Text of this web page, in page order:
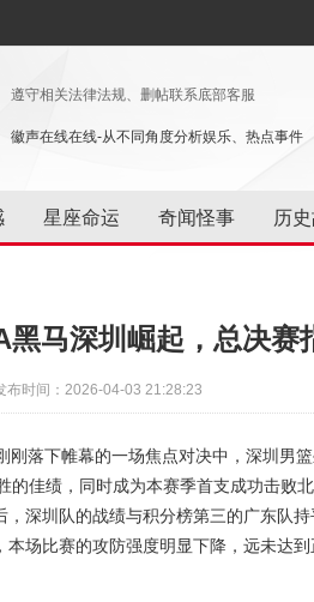
遵守相关法律法规、删帖联系底部客服
徽声在线在线-从不同角度分析娱乐、热点事件
星座命运 奇闻怪事 历
马深圳崛起，总决赛
布时间：2026-04-03 21:28:23
落下帷幕的一场焦点对决中，深圳男
佳绩，同时成为本赛季首支成功击败北
深圳队的战绩与积分榜第三的广东队
场比赛的攻防强度明显下降，远未达